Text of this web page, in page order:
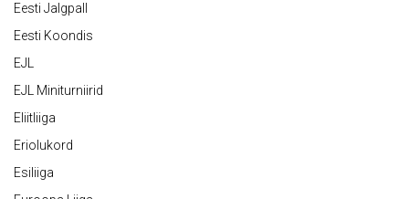
Eesti Jalgpall
Eesti Koondis
EJL
EJL Miniturniirid
Eliitliiga
Eriolukord
Esiliiga